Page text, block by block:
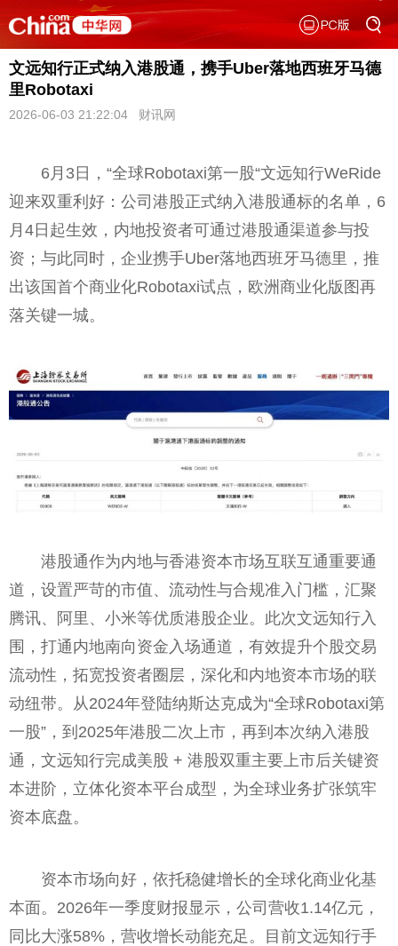
文远知行正式纳入港股通，携手Uber落地西班牙马德
里Robotaxi
2026-06-03 21:22:04 财讯网
6月3日，“全球Robotaxi第一股“文远知行WeRide
迎来双重利好：公司港股正式纳入港股通标的名单，6
月4日起生效，内地投资者可通过港股通渠道参与投
资；与此同时，企业携手Uber落地西班牙马德里，推
出该国首个商业化Robotaxi试点，欧洲商业化版图再
落关键一城。
港股通作为内地与香港资本市场互联互通重要通
道，设置严苛的市值、流动性与合规准入门槛，汇聚
腾讯、阿里、小米等优质港股企业。此次文远知行入
围，打通内地南向资金入场通道，有效提升个股交易
流动性，拓宽投资者圈层，深化和内地资本市场的联
动纽带。从2024年登陆纳斯达克成为“全球Robotaxi第
一股”，到2025年港股二次上市，再到本次纳入港股
通，文远知行完成美股 + 港股双重主要上市后关键资
本进阶，立体化资本平台成型，为全球业务扩张筑牢
资本底盘。
资本市场向好，依托稳健增长的全球化商业化基
本面。2026年一季度财报显示，公司营收1.14亿元，
同比大涨58%，营收增长动能充足。目前文远知行手